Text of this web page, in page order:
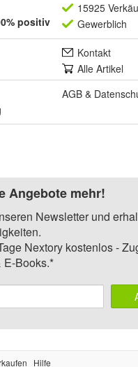
positiv
15925
Gewerblich
Kontakt
Alle Artikel
AGB &
Angebote mehr!
Newsletter und
Nextory kostenlos -
E-Books.*
Hilfe